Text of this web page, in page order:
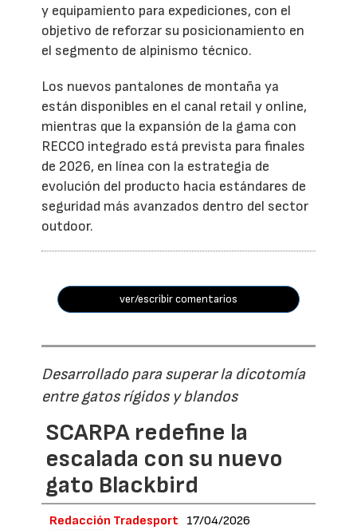
y equipamiento para expediciones, con el
objetivo de reforzar su posicionamiento en
el segmento de alpinismo técnico.
Los nuevos pantalones de montaña ya
están disponibles en el canal retail y online,
mientras que la expansión de la gama con
RECCO integrado está prevista para finales
de 2026, en línea con la estrategia de
evolución del producto hacia estándares de
seguridad más avanzados dentro del sector
outdoor.
ver/escribir comentarios
Desarrollado para superar la dicotomía
entre gatos rígidos y blandos
SCARPA redefine la
escalada con su nuevo
gato Blackbird
Redacción Tradesport 17/04/2026